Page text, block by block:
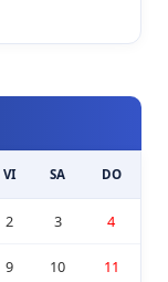
VI SA DO
2 3 4
9 10 11